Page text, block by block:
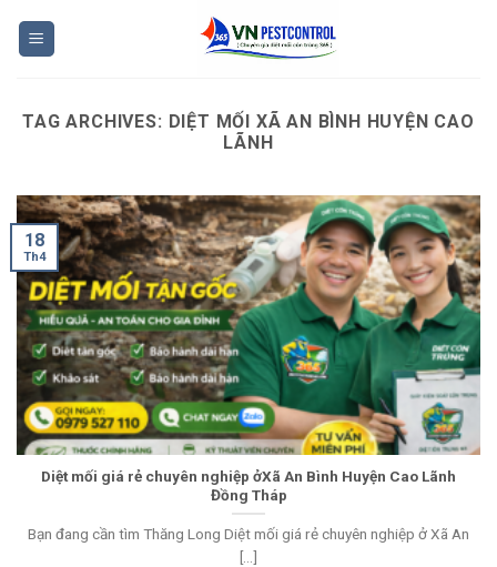
TAG ARCHIVES: DIỆT MỐI XÃ AN BÌNH HUYỆN CAO
LÃNH
Diệt mối giá rẻ chuyên nghiệp ởXã An Bình Huyện Cao Lãnh
Đồng Tháp
Bạn đang cần tìm Thăng Long Diệt mối giá rẻ chuyên nghiệp ở Xã An
[...]
18
Th4